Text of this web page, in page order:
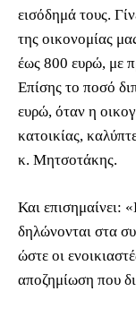
εισόδημά τους.
της οικονομίας
έως 800 ευρώ, με
Επίσης το ποσό
ευρώ, όταν η
κατοικίας,
κ. Μητσοτάκης.
Και επισημαίνει:
δηλώνονται στα
ώστε οι
αποζημίωση που